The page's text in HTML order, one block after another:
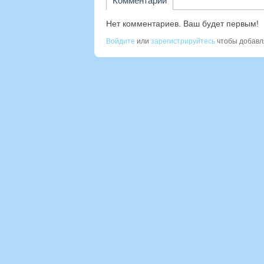
Нет комментариев. Ваш будет первым!
Войдите или зарегистрируйтесь чтобы